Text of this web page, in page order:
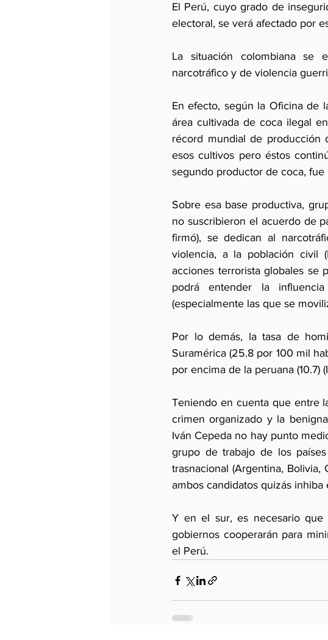
El Perú, cuyo grado de
electoral, se verá afectado por
La situación colombiana se
narcotráfico y de violencia
En efecto, según la Oficina de
área cultivada de coca ilegal
récord mundial de producción
esos cultivos pero éstos
segundo productor de coca, fue
Sobre esa base productiva,
no suscribieron el acuerdo de
firmó), se dedican al
violencia, a la población civil
acciones terrorista globales se
podrá entender la
(especialmente las que se
Por lo demás, la tasa de
Suramérica (25.8 por 100 mil
por encima de la peruana (10.7)
Teniendo en cuenta que entre
crimen organizado y la
Iván Cepeda no hay punto
grupo de trabajo de los
trasnacional (Argentina,
ambos candidatos quizás inhiba
Y en el sur, es necesario
gobiernos cooperarán para
el Perú.